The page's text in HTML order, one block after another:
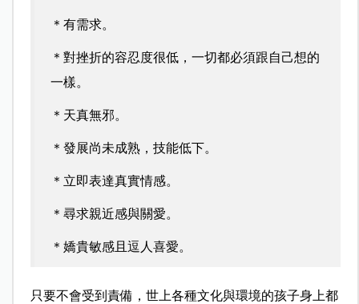
＊有需求。
＊對挫折的容忍度很低，一切都必須跟自己想的
一樣。
＊天真無邪。
＊發展尚未成熟，技能低下。
＊立即表達真實情感。
＊尋求親近感與關愛。
＊嬌貴敏感且逗人喜愛。
只要不會受到責備，世上各種文化與環境的孩子身上都